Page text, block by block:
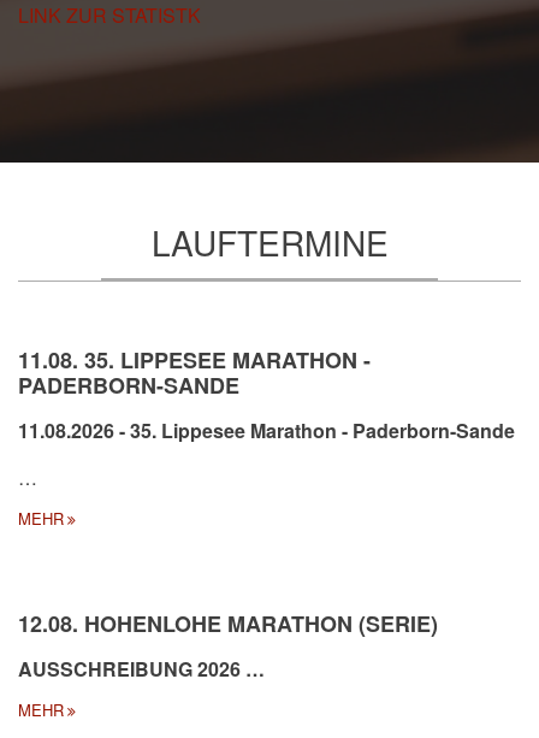
LINK ZUR STATISTK
LAUFTERMINE
11.08. 35. LIPPESEE MARATHON -
PADERBORN-SANDE
11.08.2026 - 35. Lippesee Marathon - Paderborn-Sande
…
MEHR
12.08. HOHENLOHE MARATHON (SERIE)
AUSSCHREIBUNG 2026 …
MEHR